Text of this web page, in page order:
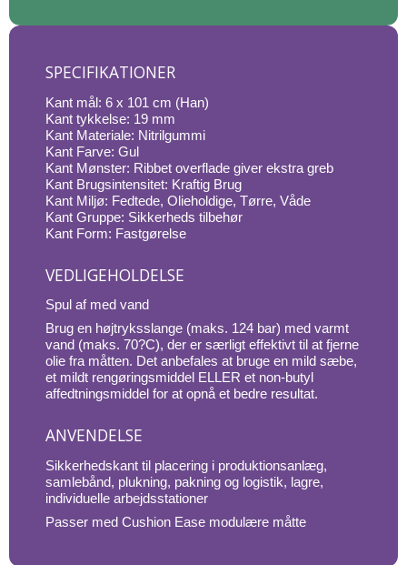
SPECIFIKATIONER
Kant mål: 6 x 101 cm (Han)
Kant tykkelse: 19 mm
Kant Materiale: Nitrilgummi
Kant Farve: Gul
Kant Mønster: Ribbet overflade giver ekstra greb
Kant Brugsintensitet: Kraftig Brug
Kant Miljø: Fedtede, Olieholdige, Tørre, Våde
Kant Gruppe: Sikkerheds tilbehør
Kant Form: Fastgørelse
VEDLIGEHOLDELSE
Spul af med vand
Brug en højtryksslange (maks. 124 bar) med varmt
vand (maks. 70?C), der er særligt effektivt til at fjerne
olie fra måtten. Det anbefales at bruge en mild sæbe,
et mildt rengøringsmiddel ELLER et non-butyl
affedtningsmiddel for at opnå et bedre resultat.
ANVENDELSE
Sikkerhedskant til placering i produktionsanlæg,
samlebånd, plukning, pakning og logistik, lagre,
individuelle arbejdsstationer
Passer med Cushion Ease modulære måtte